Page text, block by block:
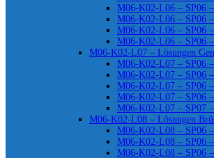
M06-K02-L06 – SP06
M06-K02-L06 – SP06
M06-K02-L06 – SP06
M06-K02-L06 – SP06
M06-K02-L07 – Lösungen
M06-K02-L07 – SP06
M06-K02-L07 – SP06
M06-K02-L07 – SP06
M06-K02-L07 – SP06
M06-K02-L07 – SP07
M06-K02-L08 – Lösungen
M06-K02-L08 – SP06
M06-K02-L08 – SP06
M06-K02-L08 – SP06